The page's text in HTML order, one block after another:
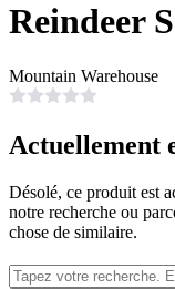
Reindeer
Mountain Warehouse
Actuellement
Désolé, ce produit est
notre recherche ou
chose de similaire.